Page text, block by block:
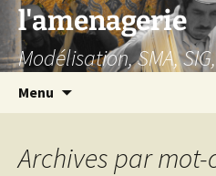
Aller
contenu
l'amenagerie
Modélisation, SMA,
Menu
Archives par